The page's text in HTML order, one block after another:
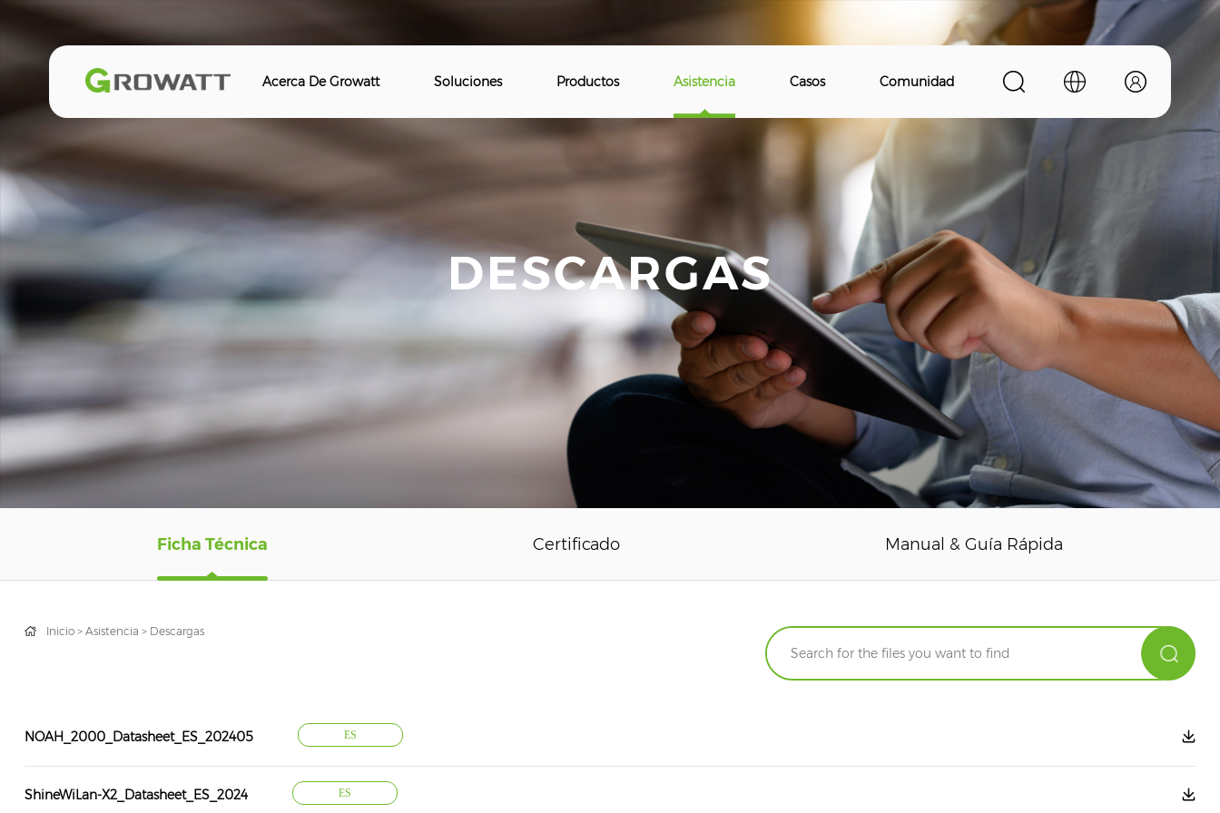
DESCARGAS
Acerca De Growatt Soluciones Productos Asistencia Casos Comunidad
Ficha Técnica Certificado Manual & Guía Rápida
Inicio> Asistencia > Descargas
NOAH_2000_Datasheet_ES_202405 ES
ShineWiLan-X2_Datasheet_ES_2024 ES